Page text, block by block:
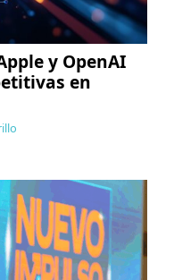
y OpenAI
en